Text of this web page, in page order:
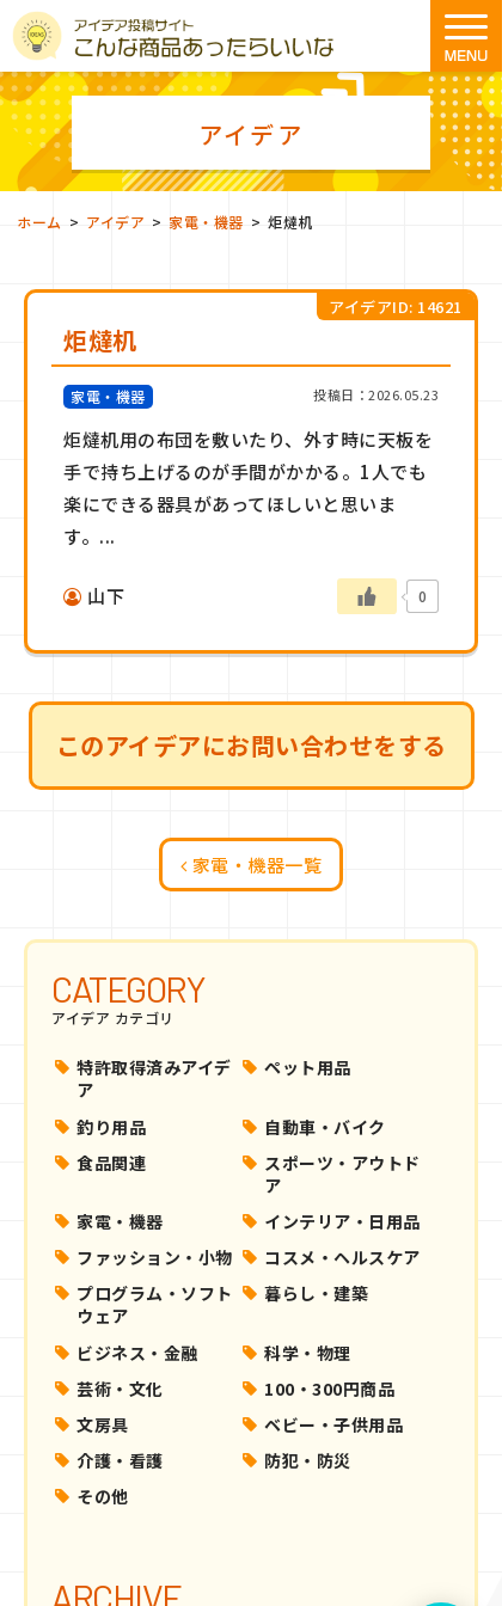
アイデア
ホーム > アイデア > 家電・機器 > 炬燵机
炬燵机
アイデアID: 14621
家電・機器 投稿日：2026.05.23
炬燵机用の布団を敷いたり、外す時に天板を
手で持ち上げるのが手間がかかる。1人でも
楽にできる器具があってほしいと思いま
す。...
山下 0
このアイデアにお問い合わせをする
家電・機器一覧
CATEGORY
アイデア カテゴリ
特許取得済みアイデ
ア
ペット用品
釣り用品
自動車・バイク
食品関連
スポーツ・アウトド
ア
家電・機器
インテリア・日用品
ファッション・小物
コスメ・ヘルスケア
プログラム・ソフト
ウェア
暮らし・建築
ビジネス・金融
科学・物理
芸術・文化
100・300円商品
文房具
ベビー・子供用品
介護・看護
防犯・防災
その他
ARCHIVE